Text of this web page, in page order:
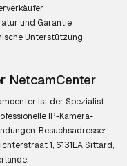
und Garantie
Unterstützung
NetcamCenter
ist der Spezialist
IP-Kamera-
Besuchsadresse:
1, 6131EA Sittard,